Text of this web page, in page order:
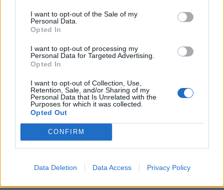
I want to opt-out of the Sale of my
Personal Data.
Opted In
I want to opt-out of processing my
Personal Data for Targeted Advertising.
Opted In
I want to opt-out of Collection, Use,
Retention, Sale, and/or Sharing of my
Personal Data that Is Unrelated with the
Purposes for which it was collected.
Opted Out
CONFIRM
Data Deletion Data Access Privacy Policy